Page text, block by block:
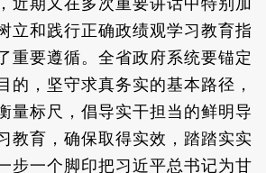
近期又在多次重要讲话中特别加
立和践行正确政绩观学习教育指
重要遵循。全省政府系统要锚定
的，坚守求真务实的基本路径，
量标尺，倡导实干担当的鲜明导
教育，确保取得实效，踏踏实实
步一个脚印把习近平总书记为甘